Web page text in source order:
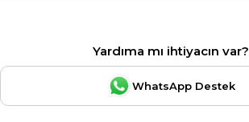
Yardıma mı ihtiyacın var?
WhatsApp Destek